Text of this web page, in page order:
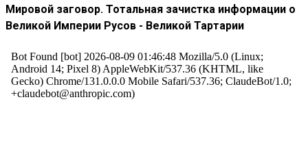
Мировой заговор. Тотальная зачистка информации о
Великой Империи Русов - Великой Тартарии